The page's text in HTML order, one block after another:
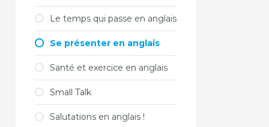
Le temps qui passe en anglais
Se présenter en anglais
Santé et exercice en anglais
Small Talk
Salutations en anglais !